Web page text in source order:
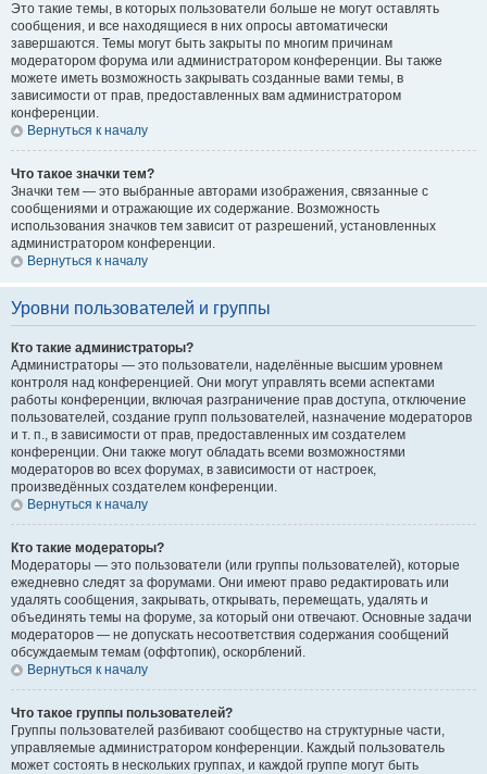
Это такие темы, в которых пользователи больше не могут оставлять
сообщения, и все находящиеся в них опросы автоматически
завершаются. Темы могут быть закрыты по многим причинам
модератором форума или администратором конференции. Вы также
можете иметь возможность закрывать созданные вами темы, в
зависимости от прав, предоставленных вам администратором
конференции.
Вернуться к началу
Что такое значки тем?
Значки тем — это выбранные авторами изображения, связанные с
сообщениями и отражающие их содержание. Возможность
использования значков тем зависит от разрешений, установленных
администратором конференции.
Вернуться к началу
Уровни пользователей и группы
Кто такие администраторы?
Администраторы — это пользователи, наделённые высшим уровнем
контроля над конференцией. Они могут управлять всеми аспектами
работы конференции, включая разграничение прав доступа, отключение
пользователей, создание групп пользователей, назначение модераторов
и т. п., в зависимости от прав, предоставленных им создателем
конференции. Они также могут обладать всеми возможностями
модераторов во всех форумах, в зависимости от настроек,
произведённых создателем конференции.
Вернуться к началу
Кто такие модераторы?
Модераторы — это пользователи (или группы пользователей), которые
ежедневно следят за форумами. Они имеют право редактировать или
удалять сообщения, закрывать, открывать, перемещать, удалять и
объединять темы на форуме, за который они отвечают. Основные задачи
модераторов — не допускать несоответствия содержания сообщений
обсуждаемым темам (оффтопик), оскорблений.
Вернуться к началу
Что такое группы пользователей?
Группы пользователей разбивают сообщество на структурные части,
управляемые администратором конференции. Каждый пользователь
может состоять в нескольких группах, и каждой группе могут быть